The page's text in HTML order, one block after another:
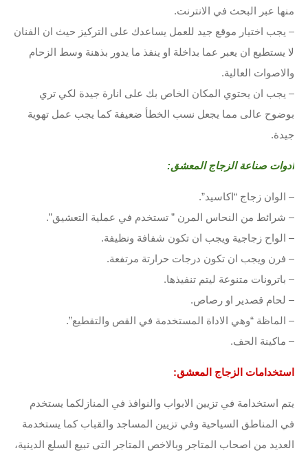
منها عبر البحث في الانترنت.
– يجب اختيار موقع جيد للعمل يساعدك على التركيز حيث ان الفنان
لا يستطيع ان يعبر عما بداخلة او ينفذ ما يدور بذهنة وسط الزحام
والاصوات العالية.
– يجب ان يحتوي المكان الخاص بك على انارة جيدة لكي تري
بوضوح عالى مما يجعل نسب الخطأ ضعيفة كما يجب عمل تهوية
جيدة.
ادوات صناعة الزجاج المعشق:
– الوان زجاج “اكاسيد”.
– شرائط من النحاس المرن ” تستخدم في عملية التعشيق”.
– الواح زجاجية ويجب ان تكون شفافة ونظيفة.
– فرن ويجب ان تكون درجات حرارتة مرتفعة.
– باترونات متنوعة ليتم تنفيذها.
– لحام قصدير او رصاص.
– الماظة “وهي الاداة المستخدمة في القص والتقطيع”.
– ماكينة الحف.
استخدامات الزجاج المعشق:
يتم استخدامة في تزيين الابواب والنوافذ في المنازلكما يستخدم
في المناطق السياحية وفي تزيين المساجد والقباب كما يستخدمة
العديد من اصحاب المتاجر وبالاخص المتاجر التى تبيع السلع الدينية،